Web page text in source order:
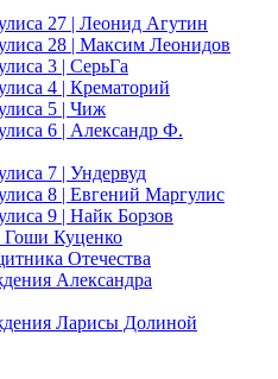
27 | Леонид Агутин
28 | Максим Леонидов
3 | СерьГа
4 | Крематорий
5 | Чиж
6 | Александр Ф.
7 | Ундервуд
8 | Евгений Маргулис
9 | Найк Борзов
Гоши Куценко
Отечества
Александра
Ларисы Долиной